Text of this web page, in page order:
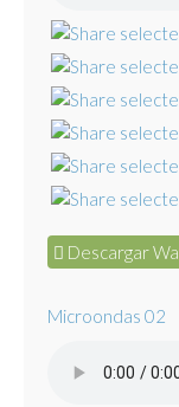
Descargar
Microondas 02